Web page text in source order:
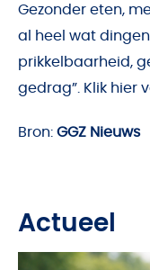
Gezonder eten,
al heel wat
prikkelbaarheid,
gedrag”. Klik hier
Bron: GGZ Nieuws
Actueel